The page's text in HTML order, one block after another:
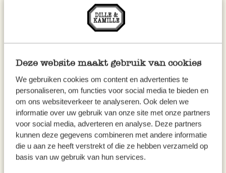
Deze website maakt gebruik van cookies
We gebruiken cookies om content en advertenties te
personaliseren, om functies voor social media te bieden en
om ons websiteverkeer te analyseren. Ook delen we
informatie over uw gebruik van onze site met onze partners
voor social media, adverteren en analyse. Deze partners
kunnen deze gegevens combineren met andere informatie
die u aan ze heeft verstrekt of die ze hebben verzameld op
basis van uw gebruik van hun services.
Pique pomme de terre
Fourchette 'Gent', acier
inoxydable